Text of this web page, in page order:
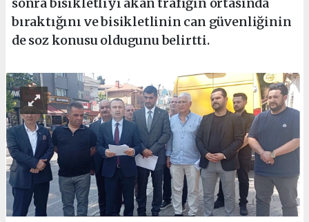
bıraktığını ve bisikletlinin can güvenliğinin
de soz konusu oldugunu belirtti.